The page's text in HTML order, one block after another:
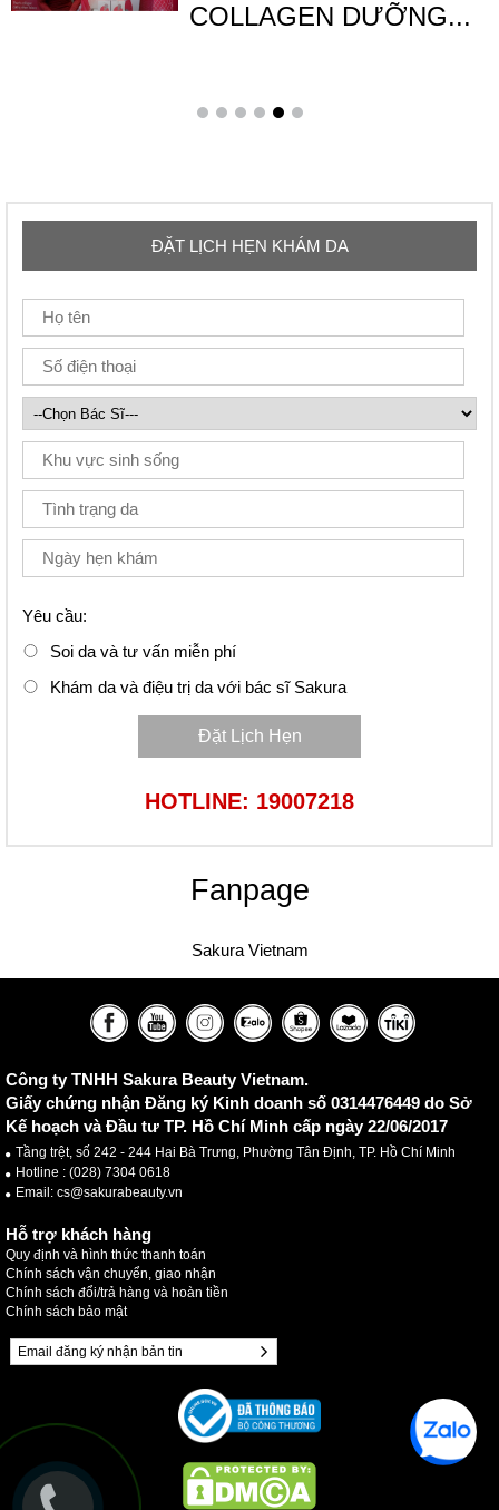
COLLAGEN DƯỠNG...
ĐẶT LỊCH HẸN KHÁM DA
Yêu cầu:
Soi da và tư vấn miễn phí
Khám da và điệu trị da với bác sĩ Sakura
Đặt Lịch Hẹn
HOTLINE: 19007218
Fanpage
Sakura Vietnam
Công ty TNHH Sakura Beauty Vietnam.
Giấy chứng nhận Đăng ký Kinh doanh số 0314476449 do Sở
Kế hoạch và Đầu tư TP. Hồ Chí Minh cấp ngày 22/06/2017
Tầng trệt, số 242 - 244 Hai Bà Trưng, Phường Tân Định, TP. Hồ Chí Minh
Hotline : (028) 7304 0618
Email: cs@sakurabeauty.vn
Hỗ trợ khách hàng
Quy định và hình thức thanh toán
Chính sách vận chuyển, giao nhận
Chính sách đổi/trả hàng và hoàn tiền
Chính sách bảo mật